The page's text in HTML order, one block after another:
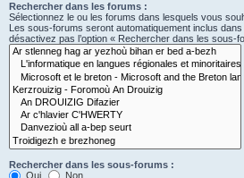
Rechercher dans les forums :
Sélectionnez le ou les forums dans lesquels vous
Les sous-forums seront automatiquement inclus
désactivez pas l’option « Rechercher dans les sous-
Rechercher dans les sous-forums :
Oui
Non